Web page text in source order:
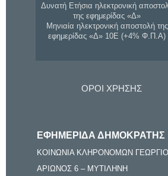
Δυνατή Ετήσια ηλεκτρονική
της εφημερίδας «Δ»
Μηνιαία ηλεκτρονική αποστολή της
εφημερίδας «Δ» 10Ε (+4% Φ.Π.Α)
ΟΡΟΙ ΧΡΗΣΗΣ
ΕΦΗΜΕΡΙΔΑ ΔΗΜΟΚΡΑΤΗΣ
ΚΟΙΝΩΝΙΑ ΚΛΗΡΟΝΟΜΩΝ
ΑΡΙΩΝΟΣ 6 – ΜΥΤΙΛΗΝΗ